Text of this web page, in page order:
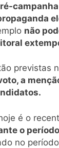
não
previstas
a
é o
o
no